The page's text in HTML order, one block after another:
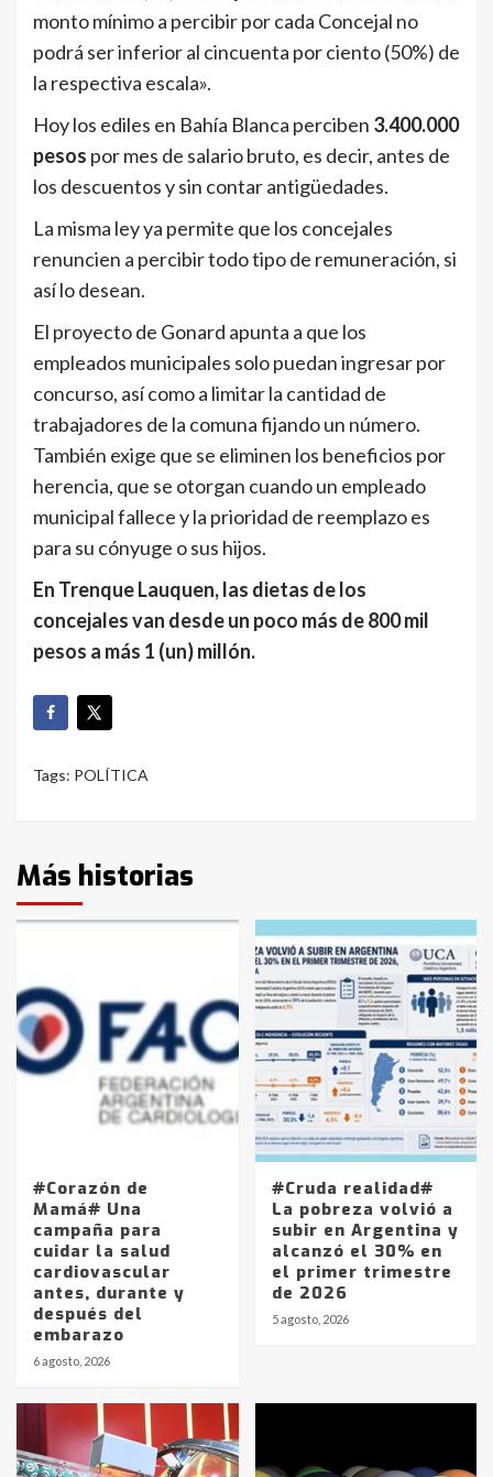
monto mínimo a percibir por cada Concejal no
podrá ser inferior al cincuenta por ciento (50%) de
la respectiva escala».
Hoy los ediles en Bahía Blanca perciben 3.400.000
pesos por mes de salario bruto, es decir, antes de
los descuentos y sin contar antigüedades.
La misma ley ya permite que los concejales
renuncien a percibir todo tipo de remuneración, si
así lo desean.
El proyecto de Gonard apunta a que los
empleados municipales solo puedan ingresar por
concurso, así como a limitar la cantidad de
trabajadores de la comuna fijando un número.
También exige que se eliminen los beneficios por
herencia, que se otorgan cuando un empleado
municipal fallece y la prioridad de reemplazo es
para su cónyuge o sus hijos.
En Trenque Lauquen, las dietas de los
concejales van desde un poco más de 800 mil
pesos a más 1 (un) millón.
Tags: POLÍTICA
Más historias
#Corazón de
Mamá# Una
campaña para
cuidar la salud
cardiovascular
antes, durante y
después del
embarazo
6 agosto, 2026
#Cruda realidad#
La pobreza volvió a
subir en Argentina y
alcanzó el 30% en
el primer trimestre
de 2026
5 agosto, 2026